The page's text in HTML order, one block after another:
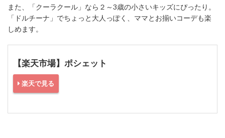
また、「クーラクール」なら２～3歳の小さいキッズにぴったり。
「ドルチーナ」でちょっと大人っぽく、ママとお揃いコーデも楽
しめます。
【楽天市場】ポシェット
楽天で見る